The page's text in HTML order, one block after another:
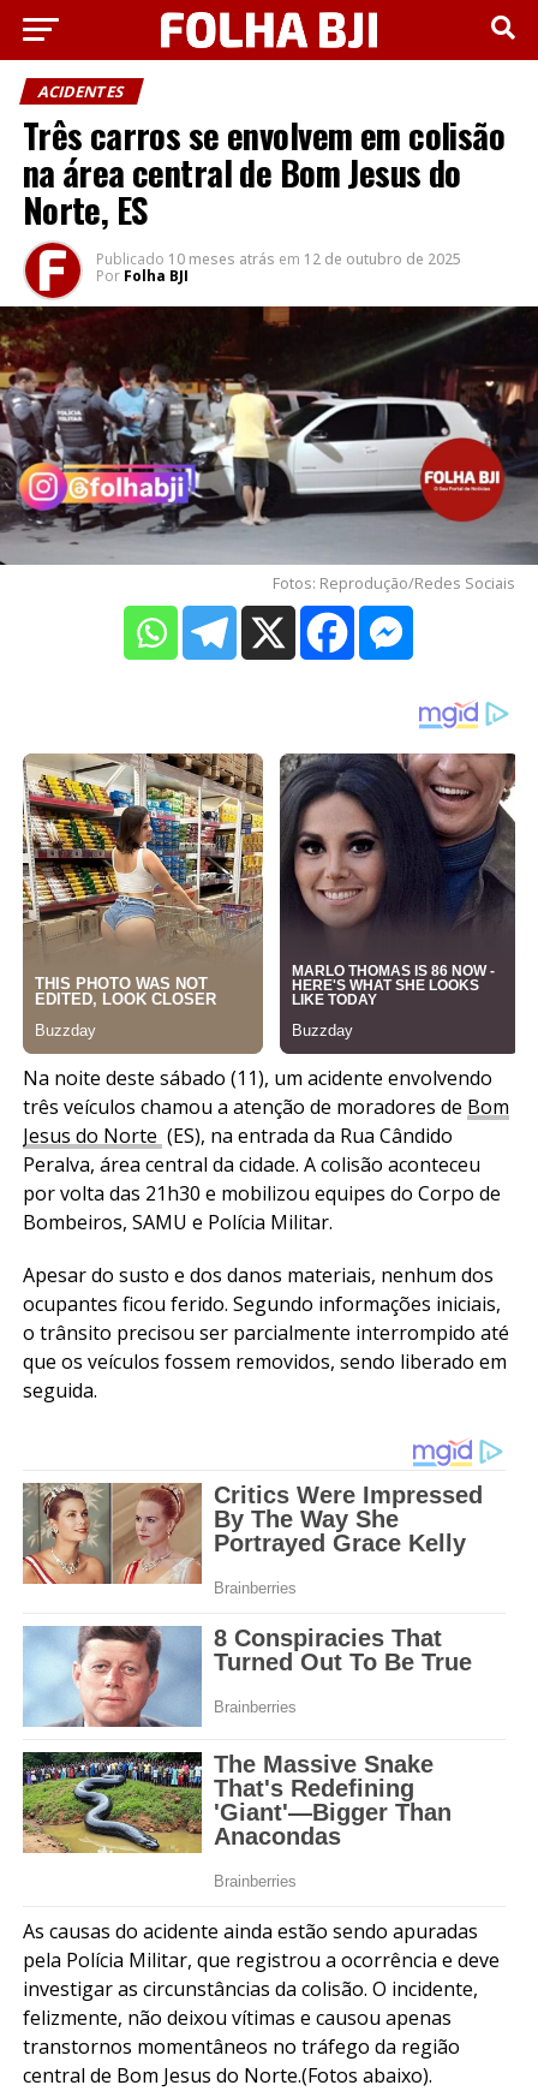
ACIDENTES
Três carros se envolvem em colisão
na área central de Bom Jesus do
Norte, ES
Publicado 10 meses atrás em 12 de outubro de 2025
Por Folha BJI
Fotos: Reprodução/Redes Sociais
Na noite deste sábado (11), um acidente envolvendo
três veículos chamou a atenção de moradores de Bom
Jesus do Norte (ES), na entrada da Rua Cândido
Peralva, área central da cidade. A colisão aconteceu
por volta das 21h30 e mobilizou equipes do Corpo de
Bombeiros, SAMU e Polícia Militar.
Apesar do susto e dos danos materiais, nenhum dos
ocupantes ficou ferido. Segundo informações iniciais,
o trânsito precisou ser parcialmente interrompido até
que os veículos fossem removidos, sendo liberado em
seguida.
As causas do acidente ainda estão sendo apuradas
pela Polícia Militar, que registrou a ocorrência e deve
investigar as circunstâncias da colisão. O incidente,
felizmente, não deixou vítimas e causou apenas
transtornos momentâneos no tráfego da região
central de Bom Jesus do Norte.(Fotos abaixo).